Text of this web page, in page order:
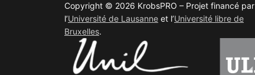
Copyright © 2026 KrobsPRO – Projet financé par
l’Université de Lausanne et l’Université libre de
Bruxelles.